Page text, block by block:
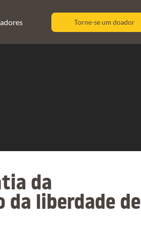
Torne-se um doador
da
da liberdade de